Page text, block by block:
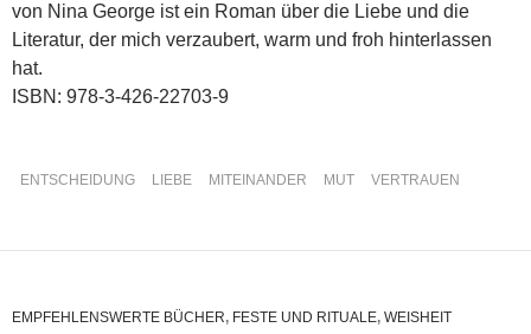
von Nina George ist ein Roman über die Liebe und die
Literatur, der mich verzaubert, warm und froh hinterlassen
hat.
ISBN: 978-3-426-22703-9
ENTSCHEIDUNG LIEBE MITEINANDER MUT VERTRAUEN
EMPFEHLENSWERTE BÜCHER, FESTE UND RITUALE, WEISHEIT